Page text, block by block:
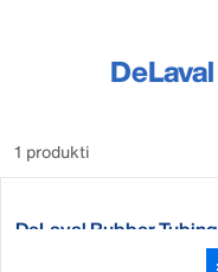
1 produkti
DeLaval Rubber Tubing